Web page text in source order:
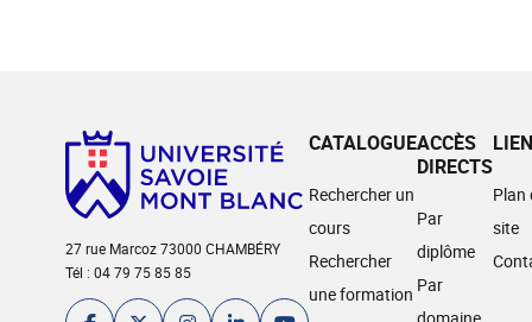
27 rue Marcoz 73000 CHAMBÉRY
Tél : 04 79 75 85 85
CATALOGUE
Rechercher un
cours
Rechercher
une formation
ACCÈS
DIRECTS
Par
diplôme
Par
Plan
site